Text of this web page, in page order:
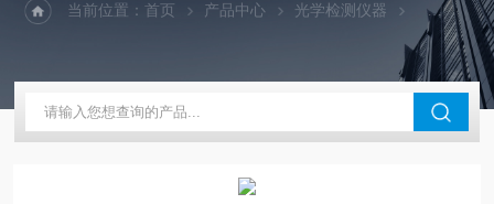
当前位置：首页 产品中心 光学检测仪器 英国